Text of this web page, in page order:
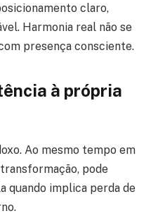
claro,
Harmonia real não se
presença consciente.
à própria
Ao mesmo tempo em
pode
quando implica perda de